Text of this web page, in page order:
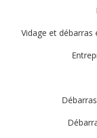
Vidage et débarras